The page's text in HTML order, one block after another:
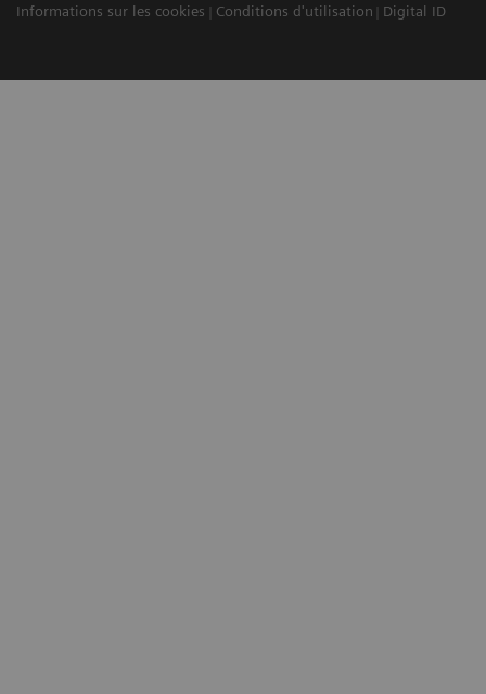
Informations sur les cookies Conditions d'utilisation Digital ID